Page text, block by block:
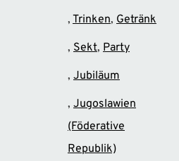
Trinken Getränk
Sekt Party
Jubiläum
Jugoslawien
(Föderative
Republik)